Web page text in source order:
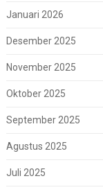
Januari 2026
Desember 2025
November 2025
Oktober 2025
September 2025
Agustus 2025
Juli 2025